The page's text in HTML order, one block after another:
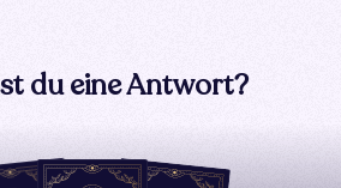
du eine Antwort?